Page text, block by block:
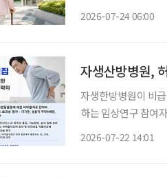
2026-07-24 06:00
자생산방병원,
자생한방병원이 비
하는 임상연구 참여자를 모집한다. 이번 연구는 허리
2026-07-22 14:01